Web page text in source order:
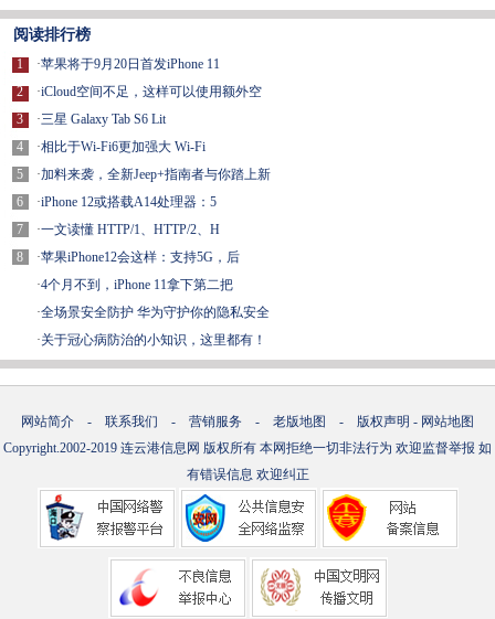
阅读排行榜
1
2
3
4
5
6
7
8
·苹果将于9月20日首发iPhone 11
·iCloud空间不足，这样可以使用额外空
·三星 Galaxy Tab S6 Lit
·相比于Wi-Fi6更加强大 Wi-Fi
·加料来袭，全新Jeep+指南者与你踏上新
·iPhone 12或搭载A14处理器：5
·一文读懂 HTTP/1、HTTP/2、H
·苹果iPhone12会这样：支持5G，后
·4个月不到，iPhone 11拿下第二把
·全场景安全防护 华为守护你的隐私安全
·关于冠心病防治的小知识，这里都有！
网站简介 - 联系我们 - 营销服务 - 老版地图 - 版权声明 - 网站地图
Copyright.2002-2019 连云港信息网 版权所有 本网拒绝一切非法行为 欢迎监督举报 如
有错误信息 欢迎纠正